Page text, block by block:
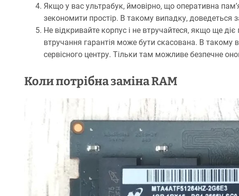
Якщо у вас ультрабук, ймовірно, що оперативна
зекономити простір. В такому випадку, доведеться
Не відкривайте корпус і не втручайтеся, якщо ще
втручання гарантія може бути скасована. В
сервісного центру. Тільки там можливе безпечне
Коли потрібна заміна RAM